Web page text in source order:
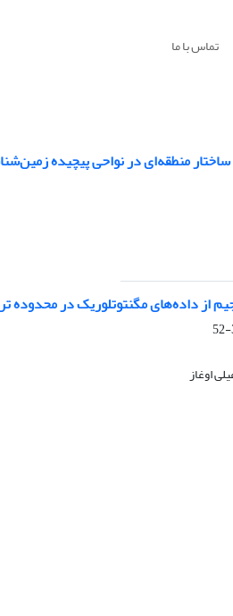
تماس با ما
منطقه‌ای در نواحی پیچیده
از داده‌های مگنتوتلوریک در محدوده
اوغاز